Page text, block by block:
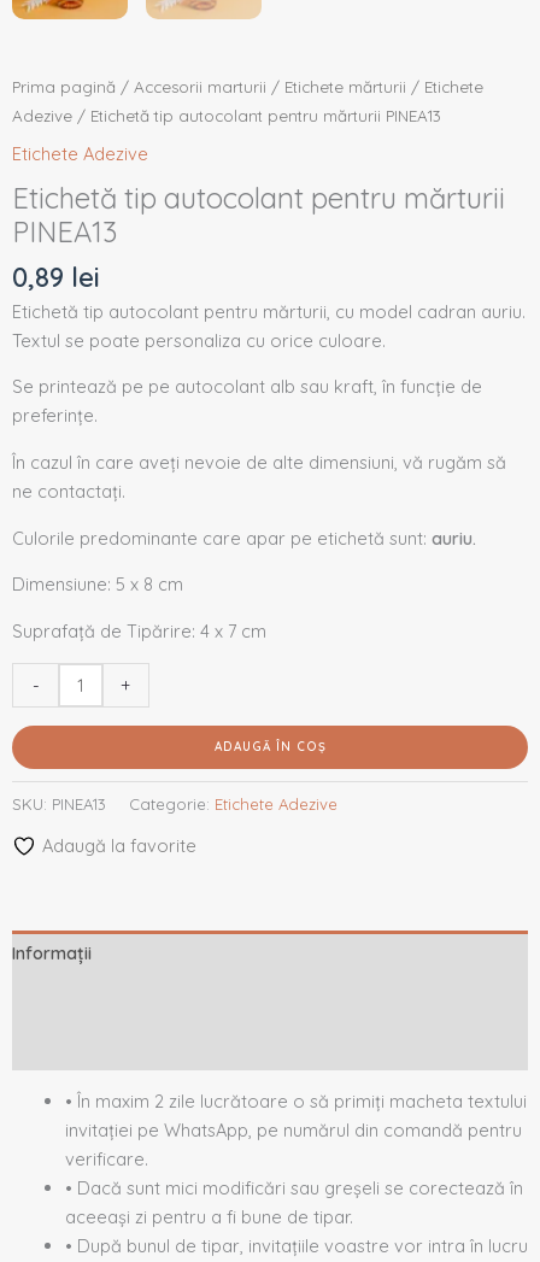
Prima pagină / Accesorii marturii / Etichete mărturii / Etichete
Adezive / Etichetă tip autocolant pentru mărturii PINEA13
Etichete Adezive
Etichetă tip autocolant pentru mărturii
PINEA13
0,89 lei
Etichetă tip autocolant pentru mărturii, cu model cadran auriu.
Textul se poate personaliza cu orice culoare.
Se printează pe pe autocolant alb sau kraft, în funcție de
preferințe.
În cazul în care aveți nevoie de alte dimensiuni, vă rugăm să
ne contactați.
Culorile predominante care apar pe etichetă sunt: auriu.
Dimensiune: 5 x 8 cm
Suprafață de Tipărire: 4 x 7 cm
- +
ADAUGĂ ÎN COȘ
SKU: PINEA13 Categorie: Etichete Adezive
Adaugă la favorite
Informații
• În maxim 2 zile lucrătoare o să primiți macheta textului
invitației pe WhatsApp, pe numărul din comandă pentru
verificare.
• Dacă sunt mici modificări sau greșeli se corectează în
aceeași zi pentru a fi bune de tipar.
• După bunul de tipar, invitațiile voastre vor intra în lucru